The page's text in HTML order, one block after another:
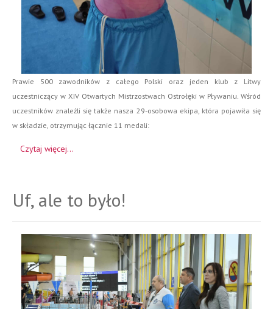
Prawie 500 zawodników z całego Polski oraz jeden klub z Litwy
uczestniczący w XIV Otwartych Mistrzostwach Ostrołęki w Pływaniu. Wśród
uczestników znaleźli się także nasza 29-osobowa ekipa, która pojawiła się
w składzie, otrzymując łącznie 11 medali:
Czytaj więcej...
Uf, ale to było!